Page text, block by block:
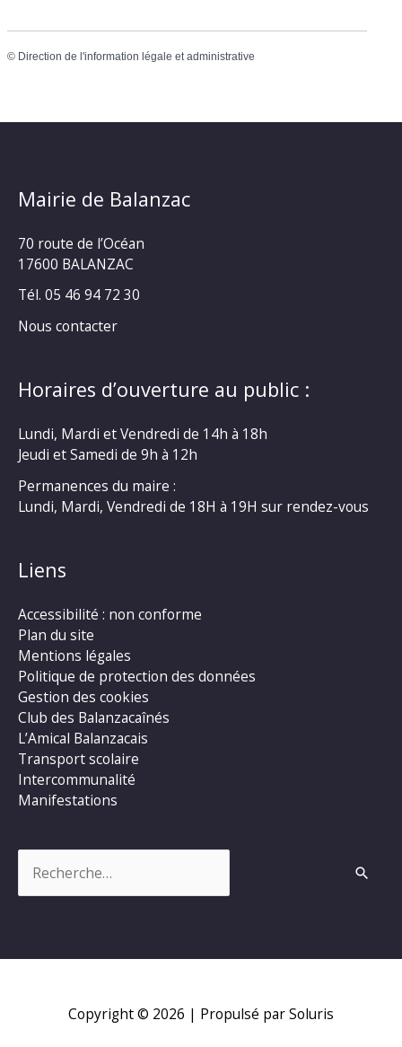
© Direction de l'information légale et administrative
Mairie de Balanzac
70 route de l’Océan
17600 BALANZAC
Tél. 05 46 94 72 30
Nous contacter
Horaires d’ouverture au public :
Lundi, Mardi et Vendredi de 14h à 18h
Jeudi et Samedi de 9h à 12h
Permanences du maire :
Lundi, Mardi, Vendredi de 18H à 19H sur rendez-vous
Liens
Accessibilité : non conforme
Plan du site
Mentions légales
Politique de protection des données
Gestion des cookies
Club des Balanzacaînés
L’Amical Balanzacais
Transport scolaire
Intercommunalité
Manifestations
Copyright © 2026 | Propulsé par Soluris